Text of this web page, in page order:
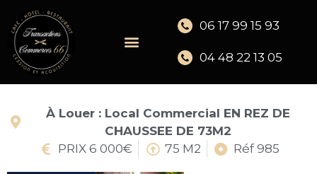
06 17 99 15 93
04 48 22 13 05
À Louer : Local Commercial EN REZ DE
CHAUSSEE DE 73M2
PRIX 6 000€
75 M2 Réf 985